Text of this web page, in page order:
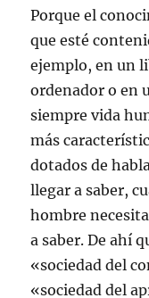
Porque el
que esté
ejemplo, en un
ordenador o en
siempre vida
más
dotados de
llegar a saber,
hombre
a saber. De ahí
«sociedad del
«sociedad del